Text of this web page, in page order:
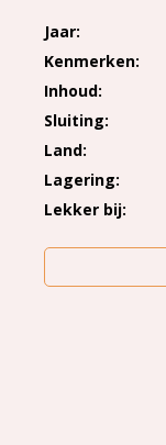
Jaar
Kenmerken
Inhoud
Sluiting
Land
Lagering
Lekker bij